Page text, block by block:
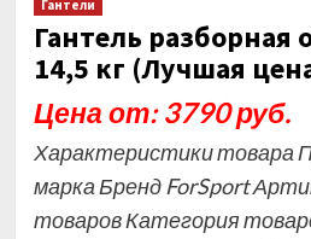
Гантели
Гантель разборная
14,5 кг (Лучшая
Цена от: 3790 руб.
Характеристики товара
марка Бренд ForSport
товаров Категория